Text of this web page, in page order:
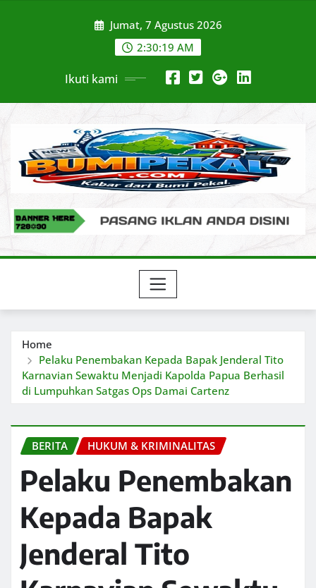
Jumat, 7 Agustus 2026
2:30:21 AM
Ikuti kami
Home
Pelaku Penembakan Kepada Bapak Jenderal Tito
Karnavian Sewaktu Menjadi Kapolda Papua Berhasil
di Lumpuhkan Satgas Ops Damai Cartenz
BERITA HUKUM & KRIMINALITAS
Pelaku Penembakan
Kepada Bapak
Jenderal Tito